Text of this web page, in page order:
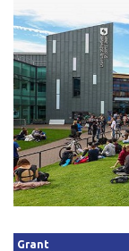
Yana
Qidirish
Kirish
Grant